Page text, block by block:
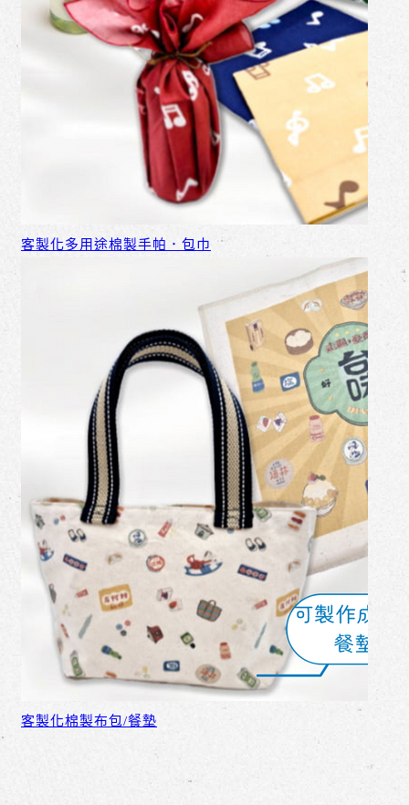
客製化多用途棉製手帕．包巾
客製化棉製布包/餐墊